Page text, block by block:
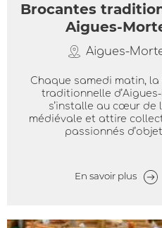
Brocantes
Aigues-
Aigues-
Chaque samedi matin,
traditionnelle
s’installe au cœur de
médiévale et attire
passionnés
En savoir plus